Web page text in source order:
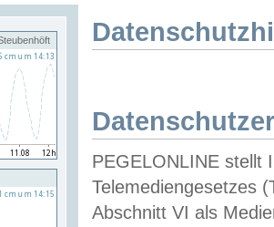
PEGELONLINE stellt
Telemediengesetzes
Abschnitt VI als